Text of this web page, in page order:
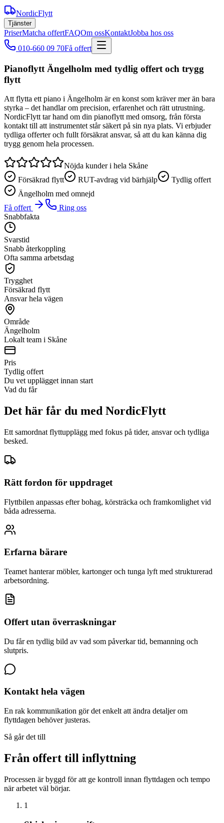
NordicFlytt
Tjänster
PriserMatcha offertFAQOm ossKontaktJobba hos oss
010-660 09 70Få offert
Pianoflytt Ängelholm med tydlig offert och trygg
flytt
Att flytta ett piano i Ängelholm är en konst som kräver mer än bara
styrka – det handlar om precision, erfarenhet och rätt utrustning.
NordicFlytt tar hand om din pianoflytt med omsorg, från första
kontakt till att instrumentet står säkert på sin nya plats. Vi erbjuder
tydliga offerter och fullt försäkrat ansvar, så att du kan känna dig
trygg genom hela processen.
Nöjda kunder i hela Skåne
Försäkrad flytt
RUT-avdrag vid bärhjälp
Tydlig offert
Ängelholm med omnejd
Få offert
Ring oss
Snabbfakta
Svarstid
Snabb återkoppling
Ofta samma arbetsdag
Trygghet
Försäkrad flytt
Ansvar hela vägen
Område
Ängelholm
Lokalt team i Skåne
Pris
Tydlig offert
Du vet upplägget innan start
Vad du får
Det här får du med NordicFlytt
Ett samordnat flyttupplägg med fokus på tider, ansvar och tydliga
besked.
Rätt fordon för uppdraget
Flyttbilen anpassas efter bohag, körsträcka och framkomlighet vid
båda adresserna.
Erfarna bärare
Teamet hanterar möbler, kartonger och tunga lyft med strukturerad
arbetsordning.
Offert utan överraskningar
Du får en tydlig bild av vad som påverkar tid, bemanning och
slutpris.
Kontakt hela vägen
En rak kommunikation gör det enkelt att ändra detaljer om
flyttdagen behöver justeras.
Så går det till
Från offert till inflyttning
Processen är byggd för att ge kontroll innan flyttdagen och tempo
när arbetet väl börjar.
1